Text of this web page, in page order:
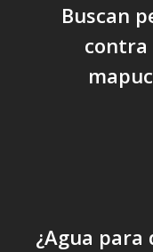
Buscan
contra
¿Agua para